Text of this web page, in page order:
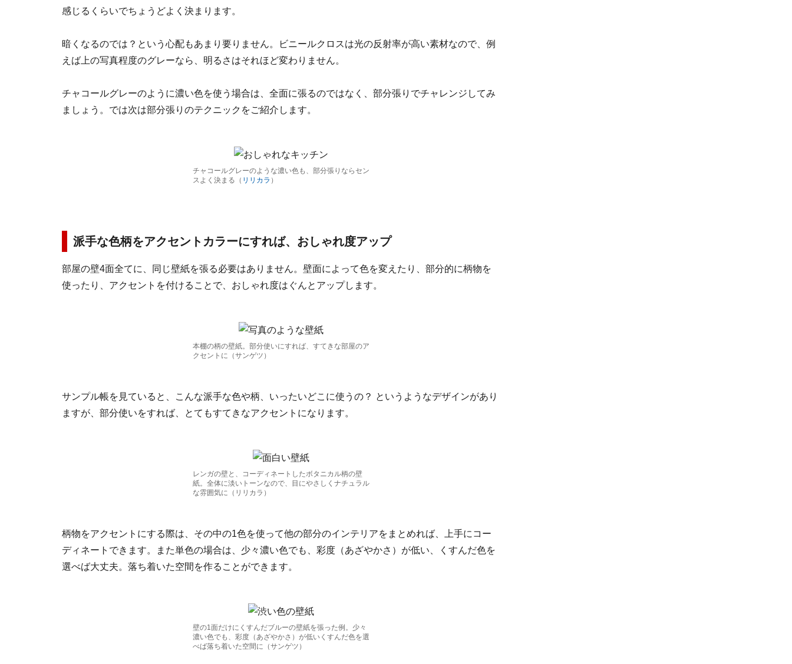
感じるくらいでちょうどよく決まります。
暗くなるのでは？という心配もあまり要りません。ビニールクロスは光の反射率が高い素材なので、例
えば上の写真程度のグレーなら、明るさはそれほど変わりません。
チャコールグレーのように濃い色を使う場合は、全面に張るのではなく、部分張りでチャレンジしてみ
ましょう。では次は部分張りのテクニックをご紹介します。
チャコールグレーのような濃い色も、部分張りならセン
スよく決まる（ リリカラ ）
派手な色柄をアクセントカラーにすれば、おしゃれ度アップ
部屋の壁4面全てに、同じ壁紙を張る必要はありません。壁面によって色を変えたり、部分的に柄物を
使ったり、アクセントを付けることで、おしゃれ度はぐんとアップします。
本棚の柄の壁紙。部分使いにすれば、すてきな部屋のア
クセントに（サンゲツ）
サンプル帳を見ていると、こんな派手な色や柄、いったいどこに使うの？ というようなデザインがあり
ますが、部分使いをすれば、とてもすてきなアクセントになります。
レンガの壁と、コーディネートしたボタニカル柄の壁
紙。全体に淡いトーンなので、目にやさしくナチュラル
な雰囲気に（リリカラ）
柄物をアクセントにする際は、その中の1色を使って他の部分のインテリアをまとめれば、上手にコー
ディネートできます。また単色の場合は、少々濃い色でも、彩度（あざやかさ）が低い、くすんだ色を
選べば大丈夫。落ち着いた空間を作ることができます。
壁の1面だけにくすんだブルーの壁紙を張った例。少々
濃い色でも、彩度（あざやかさ）が低いくすんだ色を選
べば落ち着いた空間に（サンゲツ）